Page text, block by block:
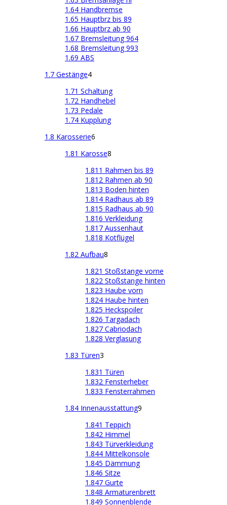
1.64 Handbremse
1.65 Hauptbrz bis 89
1.66 Hauptbrz ab 90
1.67 Bremsleitung 964
1.68 Bremsleitung 993
1.69 ABS
1.7 Gestänge4
1.71 Schaltung
1.72 Handhebel
1.73 Pedale
1.74 Kupplung
1.8 Karosserie6
1.81 Karosse8
1.811 Rahmen bis 89
1.812 Rahmen ab 90
1.813 Boden hinten
1.814 Radhaus ab 89
1.815 Radhaus ab 90
1.816 Verkleidung
1.817 Aussenhaut
1.818 Kotflügel
1.82 Aufbau8
1.821 Stoßstange vorne
1.822 Stoßstange hinten
1.823 Haube vorn
1.824 Haube hinten
1.825 Heckspoiler
1.826 Targadach
1.827 Cabriodach
1.828 Verglasung
1.83 Türen3
1.831 Türen
1.832 Fensterheber
1.833 Fensterrahmen
1.84 Innenausstattung9
1.841 Teppich
1.842 Himmel
1.843 Türverkleidung
1.844 Mittelkonsole
1.845 Dämmung
1.846 Sitze
1.847 Gurte
1.848 Armaturenbrett
1.849 Sonnenblende